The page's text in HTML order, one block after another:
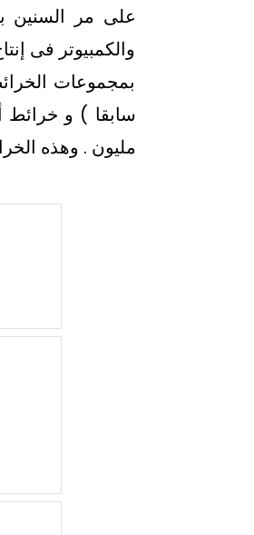
على مر السنين
والكمبيوتر فى
بمجموعات
مليون . وهذه